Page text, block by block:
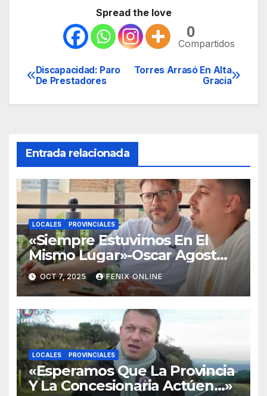
Spread the love
0
Compartidos
Navegación
de
Torres Arrasó En Alta
Gracia
Discapacidad: Paro
De Prestadores
Entrada relacionada
LOCALES PROVINCIALES
«Siempre Estuvimos En El
Mismo Lugar»-Oscar Agost
Carreño-
OCT 7, 2025 FENIX ONLINE
LOCALES PROVINCIALES
«Esperamos Que La Provincia
Y La Concesionaria Actúen…»